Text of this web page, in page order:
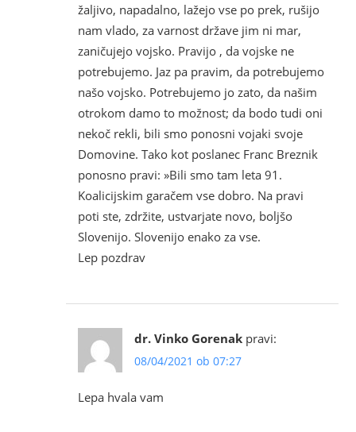
žaljivo, napadalno, lažejo vse po prek, rušijo
nam vlado, za varnost države jim ni mar,
zaničujejo vojsko. Pravijo , da vojske ne
potrebujemo. Jaz pa pravim, da potrebujemo
našo vojsko. Potrebujemo jo zato, da našim
otrokom damo to možnost; da bodo tudi oni
nekoč rekli, bili smo ponosni vojaki svoje
Domovine. Tako kot poslanec Franc Breznik
ponosno pravi: »Bili smo tam leta 91.
Koalicijskim garačem vse dobro. Na pravi
poti ste, zdržite, ustvarjate novo, boljšo
Slovenijo. Slovenijo enako za vse.
Lep pozdrav
dr. Vinko Gorenak pravi:
08/04/2021 ob 07:27
Lepa hvala vam